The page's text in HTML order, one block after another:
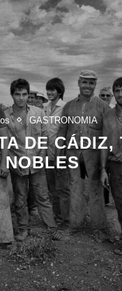
GASTRONOMIA
DE CÁDIZ,
NOBLES